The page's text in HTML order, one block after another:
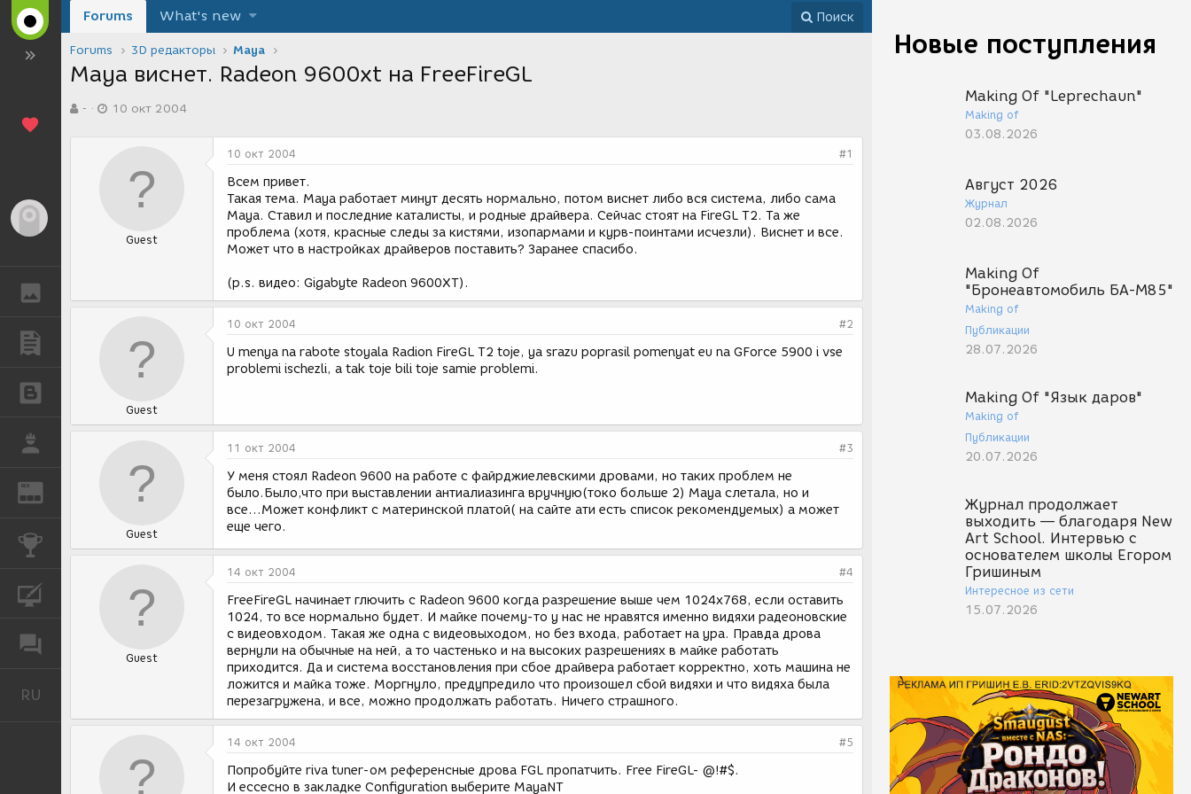
ПУБЛИКАЦИИ
REN
КОНКУРСЫ
RU
Новые поступления
Making Of "Leprechaun"
Making of
03.08.2026
Август 2026
Журнал
02.08.2026
Making Of
"Бронеавтомобиль БА-М85"
Making of
Публикации
28.07.2026
Making Of "Язык даров"
Making of
Публикации
20.07.2026
Журнал продолжает
выходить — благодаря New
Art School. Интервью с
основателем школы Егором
Гришиным
Интересное из сети
15.07.2026
Forums What's new Поиск
Forums 3D редакторы Maya
Maya виснет. Radeon 9600xt на FreeFireGL
в-
а
10 окт 2004
Guest
10 окт 2004 #1
Всем привет.
Такая тема. Maya работает минут десять нормально, потом виснет либо вся система, либо сама
Maya. Ставил и последние каталисты, и родные драйвера. Сейчас стоят на FireGL T2. Та же
проблема (хотя, красные следы за кистями, изопармами и курв-поинтами исчезли). Виснет и все.
Может что в настройках драйверов поставить? Заранее спасибо.
(p.s. видео: Gigabyte Radeon 9600XT).
Guest
10 окт 2004 #2
U menya na rabote stoyala Radion FireGL T2 toje, ya srazu poprasil pomenyat eu na GForce 5900 i vse
problemi ischezli, a tak toje bili toje samie problemi.
Guest
11 окт 2004 #3
У меня стоял Radeon 9600 на работе с файрджиелевскими дровами, но таких проблем не
было.Было,что при выставлении антиалиазинга вручную(токо больше 2) Maya слетала, но и
все...Может конфликт с материнской платой( на сайте ати есть список рекомендуемых) а может
еще чего.
Guest
14 окт 2004 #4
FreeFireGL начинает глючить с Radeon 9600 когда разрешение выше чем 1024х768, если оставить
1024, то все нормально будет. И майке почему-то у нас не нравятся именно видяхи радеоновские
с видеовходом. Такая же одна с видеовыходом, но без входа, работает на ура. Правда дрова
вернули на обычные на ней, а то частенько и на высоких разрешениях в майке работать
приходится. Да и система восстановления при сбое драйвера работает корректно, хоть машина не
ложится и майка тоже. Моргнуло, предупредило что произошел сбой видяхи и что видяха была
перезагружена, и все, можно продолжать работать. Ничего страшного.
14 окт 2004 #5
Попробуйте riva tuner-ом референсные дрова FGL пропатчить. Free FireGL- @!#$.
И ессесно в закладке Configuration выберите MayaNT